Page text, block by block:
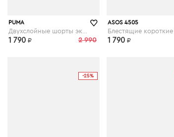
PUMA
2 990
1 790 ₽
ASOS 4505
1 790 ₽
-25%